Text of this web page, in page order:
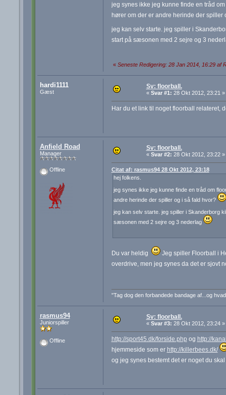
jeg synes ikke jeg kunne finde en tråd
hører om der er andre herinde der spiller
jeg kan selv starte. jeg spiller i
start på sæsonen med 2 sejre og 3
« Seneste Redigering: 28 Jan 2014, 16:29 af
hardi1111
Gæst
Sv: floorball.
« Svar #1: 28 Okt 2012, 23:21 »
Har du et link til noget floorball relateret,
Anfield Road
Manager
Offline
Sv: floorball.
« Svar #2: 28 Okt 2012, 23:22 »
Citat af: rasmus94 28 Okt 2012, 23:18
hej folkens.
jeg synes ikke jeg kunne finde en tråd om
andre herinde der spiller og i så fald hvor?
jeg kan selv starte. jeg spiller i Skanderborg
sæsonen med 2 sejre og 3 nederlag
Du var heldig
Jeg spiller Floorball i
overdrive, men jeg synes da det er sjovt
"Tag dog den forbandede bandage af...og
rasmus94
Juniorspiller
Offline
Sv: floorball.
« Svar #3: 28 Okt 2012, 23:24 »
http://sport45.dk/forside.php og http://
hjemmeside som er http://killerbees.dk/
og jeg synes bestemt det er noget du